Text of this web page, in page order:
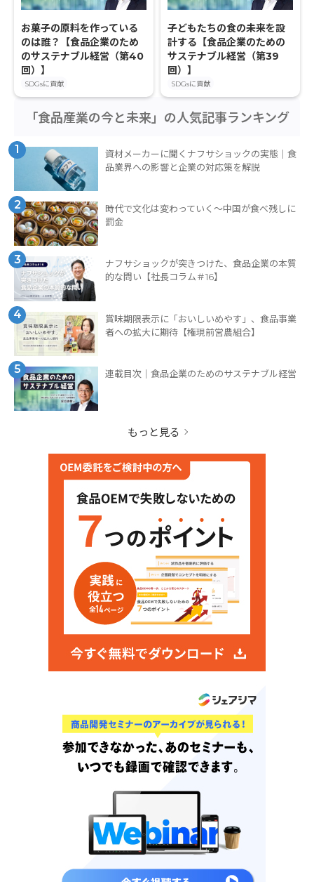
お菓子の原料を作っている
のは誰？【食品企業のため
のサステナブル経営（第40
回）】
SDGsに貢献
子どもたちの食の未来を設
計する【食品企業のための
サステナブル経営（第39
回）】
SDGsに貢献
「食品産業の今と未来」の人気記事ランキング
1
資材メーカーに聞くナフサショックの実態｜食
品業界への影響と企業の対応策を解説
2
時代で文化は変わっていく～中国が食べ残しに
罰金
3
ナフサショックが突きつけた、食品企業の本質
的な問い【社長コラム＃16】
4
賞味期限表示に「おいしいめやす」、食品事業
者への拡大に期待【権現前営農組合】
5 連載目次｜食品企業のためのサステナブル経営
もっと見る